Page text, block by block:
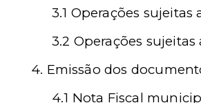
3.1 Operações sujeitas
3.2 Operações sujeitas
4. Emissão dos
4.1 Nota Fiscal